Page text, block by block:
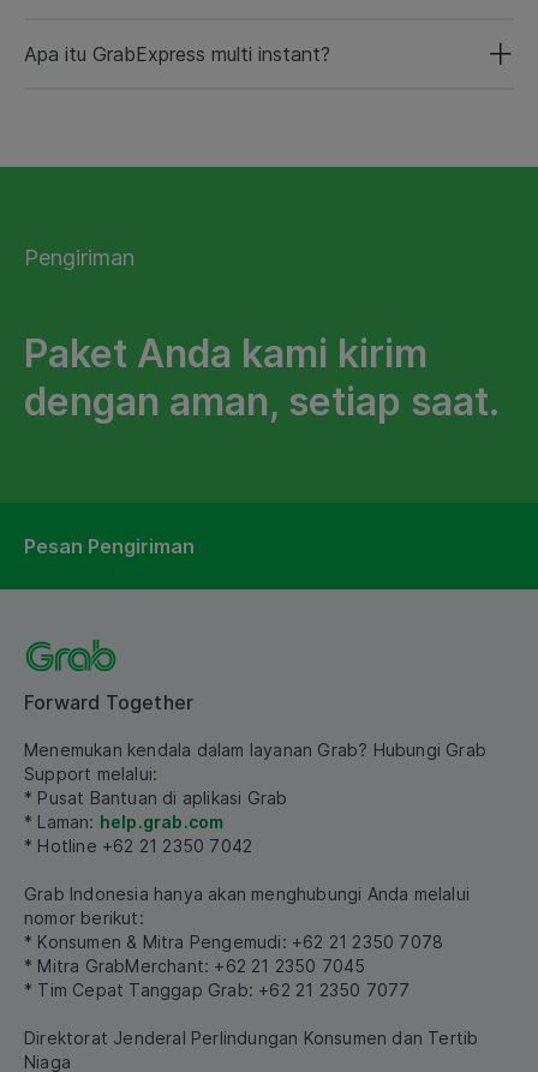
Apa itu GrabExpress multi instant?
Pengiriman
Paket Anda kami kirim
dengan aman, setiap saat.
Pesan Pengiriman
Forward Together
Menemukan kendala dalam layanan Grab? Hubungi Grab
Support melalui:
* Pusat Bantuan di aplikasi Grab
* Laman: help.grab.com
* Hotline +62 21 2350 7042
Grab Indonesia hanya akan menghubungi Anda melalui
nomor berikut:
* Konsumen & Mitra Pengemudi: +62 21 2350 7078
* Mitra GrabMerchant: +62 21 2350 7045
* Tim Cepat Tanggap Grab: +62 21 2350 7077
Direktorat Jenderal Perlindungan Konsumen dan Tertib
Niaga